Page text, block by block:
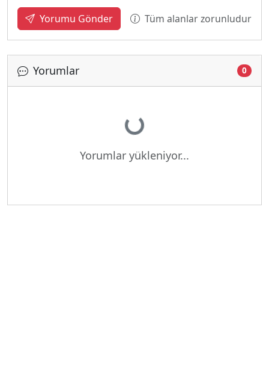
Yorumu Gönder Tüm alanlar zorunludur
Yorumlar 0
Yükleniyor...
Yorumlar yükleniyor...